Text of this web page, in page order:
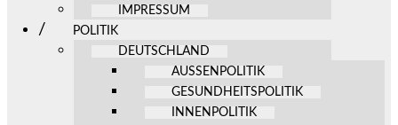
IMPRESSUM
POLITIK
DEUTSCHLAND
AUSSENPOLITIK
GESUNDHEITSPOLITIK
INNENPOLITIK